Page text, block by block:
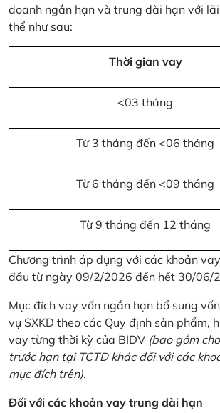
doanh ngắn hạn và trung dài hạn với
thể như sau:
Thời gian vay
<03 tháng
Từ 3 tháng đến <06 tháng
Từ 6 tháng đến <09 tháng
Từ 9 tháng đến 12 tháng
Chương trình áp dụng với các khoản
đầu từ ngày 09/2/2026 đến hết 30/06/
Mục đích vay vốn ngắn hạn bổ sung
vụ SXKD theo các Quy định sản phẩm,
vay từng thời kỳ của BIDV (bao gồm
trước hạn tại TCTD khác đối với các
mục đích trên).
Đối với các khoản vay trung dài hạn